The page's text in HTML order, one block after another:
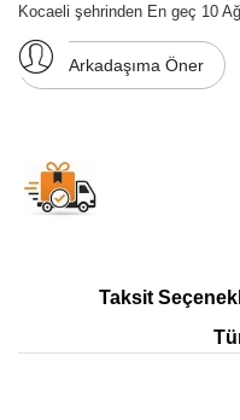
Kocaeli şehrinden En geç 10
Arkadaşıma Öner
Taksit